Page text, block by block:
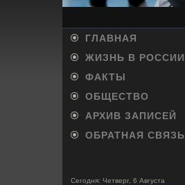
ГЛАВНАЯ
ЖИЗНЬ В РОССИИ
ФАКТЫ
ОБЩЕСТВО
АРХИВ ЗАПИСЕЙ
ОБРАТНАЯ СВЯЗЬ
Сегодня: Четверг, 6 Августа